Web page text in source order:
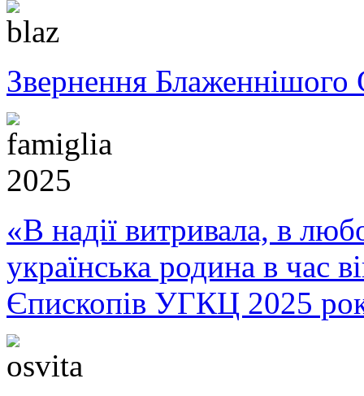
Звернення Блаженнішого
«В надії витривала, в
українська родина в час
Єпископів УГКЦ 2025